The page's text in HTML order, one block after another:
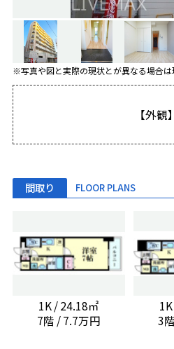
※写真や図と実際の現状とが異なる場合は
【外観】
間取り FLOOR PLANS
1K / 24.18㎡
7階 / 7.7万円
3